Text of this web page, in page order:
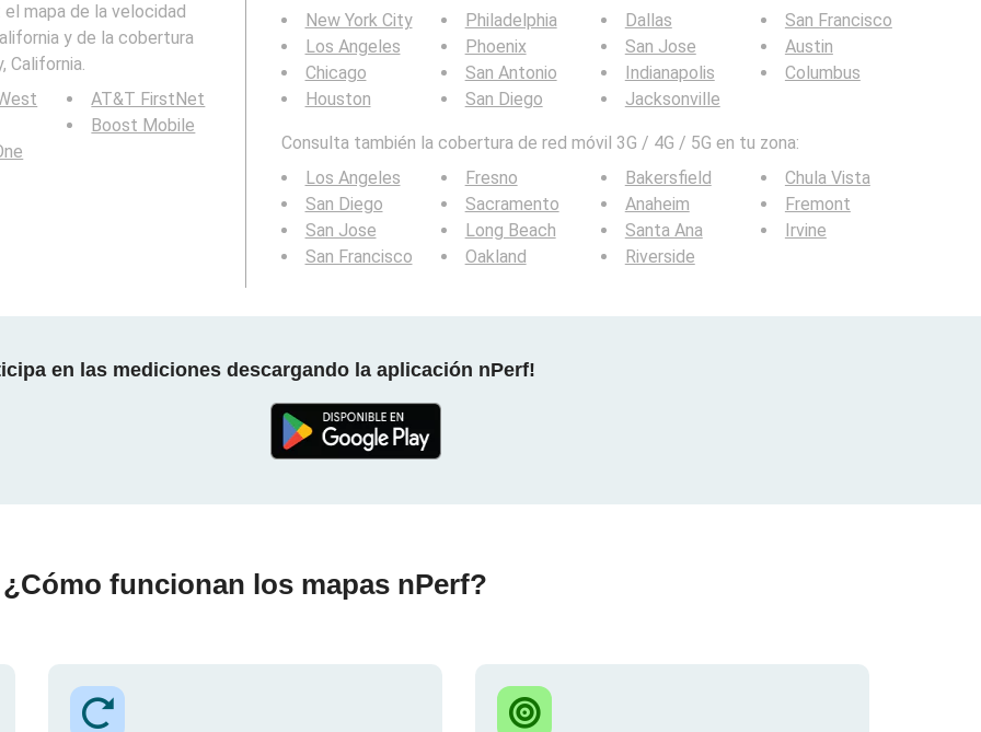
mapa de la velocidad
y de la cobertura
California.
AT&T FirstNet
Boost Mobile
New York City
Los Angeles
Chicago
Houston
Philadelphia
Phoenix
San Antonio
San Diego
Dallas
San Jose
Indianapolis
Jacksonville
San Francisco
Austin
Columbus
Consulta también la cobertura de red móvil 3G / 4G / 5G en tu zona:
Los Angeles
San Diego
San Jose
San Francisco
Fresno
Sacramento
Long Beach
Oakland
Bakersfield
Anaheim
Santa Ana
Riverside
Chula Vista
Fremont
Irvine
en las mediciones descargando la aplicación nPerf!
¿Cómo funcionan los mapas nPerf?